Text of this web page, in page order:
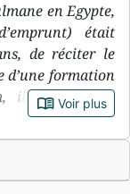
en Egypte,
était
de réciter le
d’une formation
il est devenu
à l’Université
de choisir entre
le djihad, il a
Auteur de
book_open Voir plus